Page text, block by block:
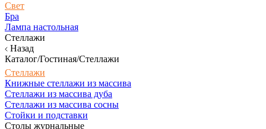
Свет
Бра
Лампа настольная
Стеллажи
Назад
Каталог/Гостиная/Стеллажи
Стеллажи
Книжные стеллажи из массива
Стеллажи из массива дуба
Стеллажи из массива сосны
Стойки и подставки
Столы журнальные